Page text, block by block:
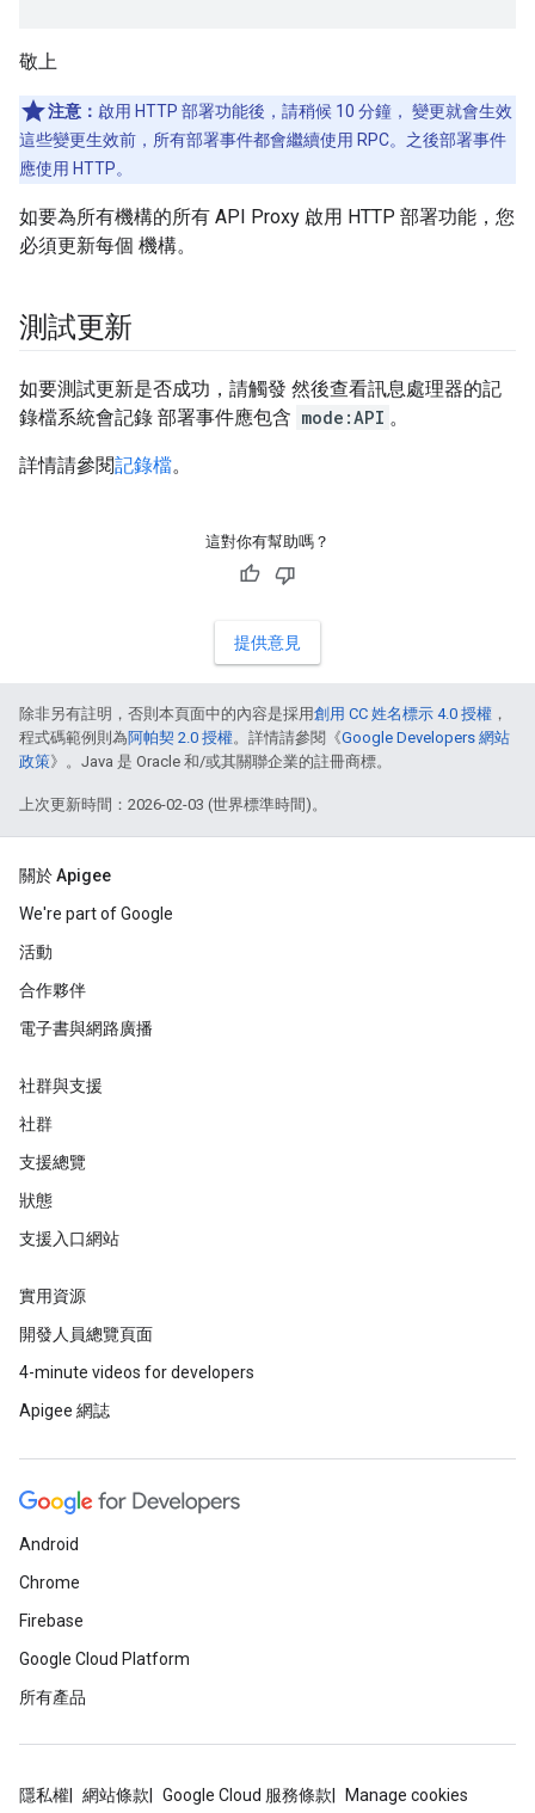
敬上
注意： 啟用 HTTP 部署功能後，請稍候 10 分鐘， 變更就會生效
這些變更生效前，所有部署事件都會繼續使用 RPC。之後部署事件
應使用 HTTP。
如要為所有機構的所有 API Proxy 啟用 HTTP 部署功能，您
必須更新每個 機構。
測試更新
如要測試更新是否成功，請觸發 然後查看訊息處理器的記
錄檔系統會記錄 部署事件應包含 mode:API 。
詳情請參閱記錄檔。
這對你有幫助嗎？
提供意見
除非另有註明，否則本頁面中的內容是採用創用 CC 姓名標示 4.0 授權 ，
程式碼範例則為阿帕契 2.0 授權。詳情請參閱《Google Developers 網站
政策》。Java 是 Oracle 和/或其關聯企業的註冊商標。
上次更新時間：2026-02-03 (世界標準時間)。
關於 Apigee
We're part of Google
活動
合作夥伴
電子書與網路廣播
社群與支援
社群
支援總覽
狀態
支援入口網站
實用資源
開發人員總覽頁面
4-minute videos for developers
Apigee 網誌
Android
Chrome
Firebase
Google Cloud Platform
所有產品
隱私權 網站條款 Google Cloud 服務條款 Manage cookies